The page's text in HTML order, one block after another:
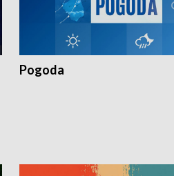
Pogoda